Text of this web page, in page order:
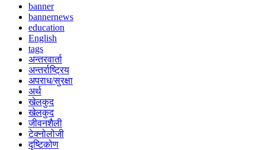
banner
bannernews
education
English
tags
अन्तरवार्ता
अन्तर्राष्ट्रिय
अपराध/सुरक्षा
अर्थ
खेलकुद
खेलकुद
जीवनशैली
टेक्नोलोजी
दृष्टिकोण